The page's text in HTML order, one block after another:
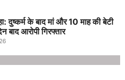
दुष्कर्म के बाद मां और 10 माह की बेटी
बाद आरोपी गिरफ्तार